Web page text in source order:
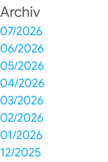
Archiv
07/2026
06/2026
05/2026
04/2026
03/2026
02/2026
01/2026
12/2025